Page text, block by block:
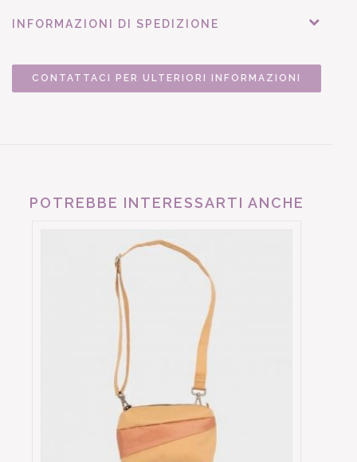
INFORMAZIONI DI SPEDIZIONE
CONTATTACI PER ULTERIORI INFORMAZIONI
POTREBBE INTERESSARTI ANCHE